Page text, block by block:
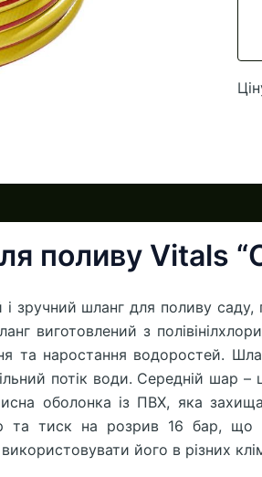
м
поливу Vitals
зручний шланг для поливу
виготовлений з
та наростання водоростей.
потік води. Середній шар
оболонка із ПВХ, яка
тиск на розрив 16 бар, що
його в різних